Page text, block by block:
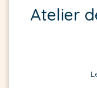
Atelier